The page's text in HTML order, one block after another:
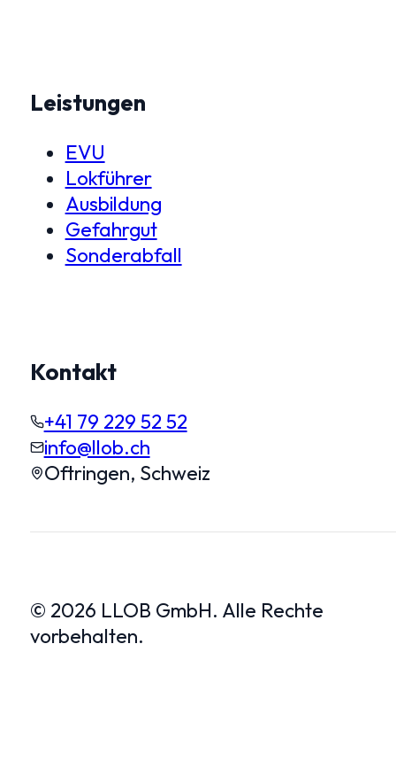
Leistungen
EVU
Lokführer
Ausbildung
Gefahrgut
Sonderabfall
Kontakt
+41 79 229 52 52
info@llob.ch
Oftringen, Schweiz
© 2026 LLOB GmbH. Alle Rechte
vorbehalten.